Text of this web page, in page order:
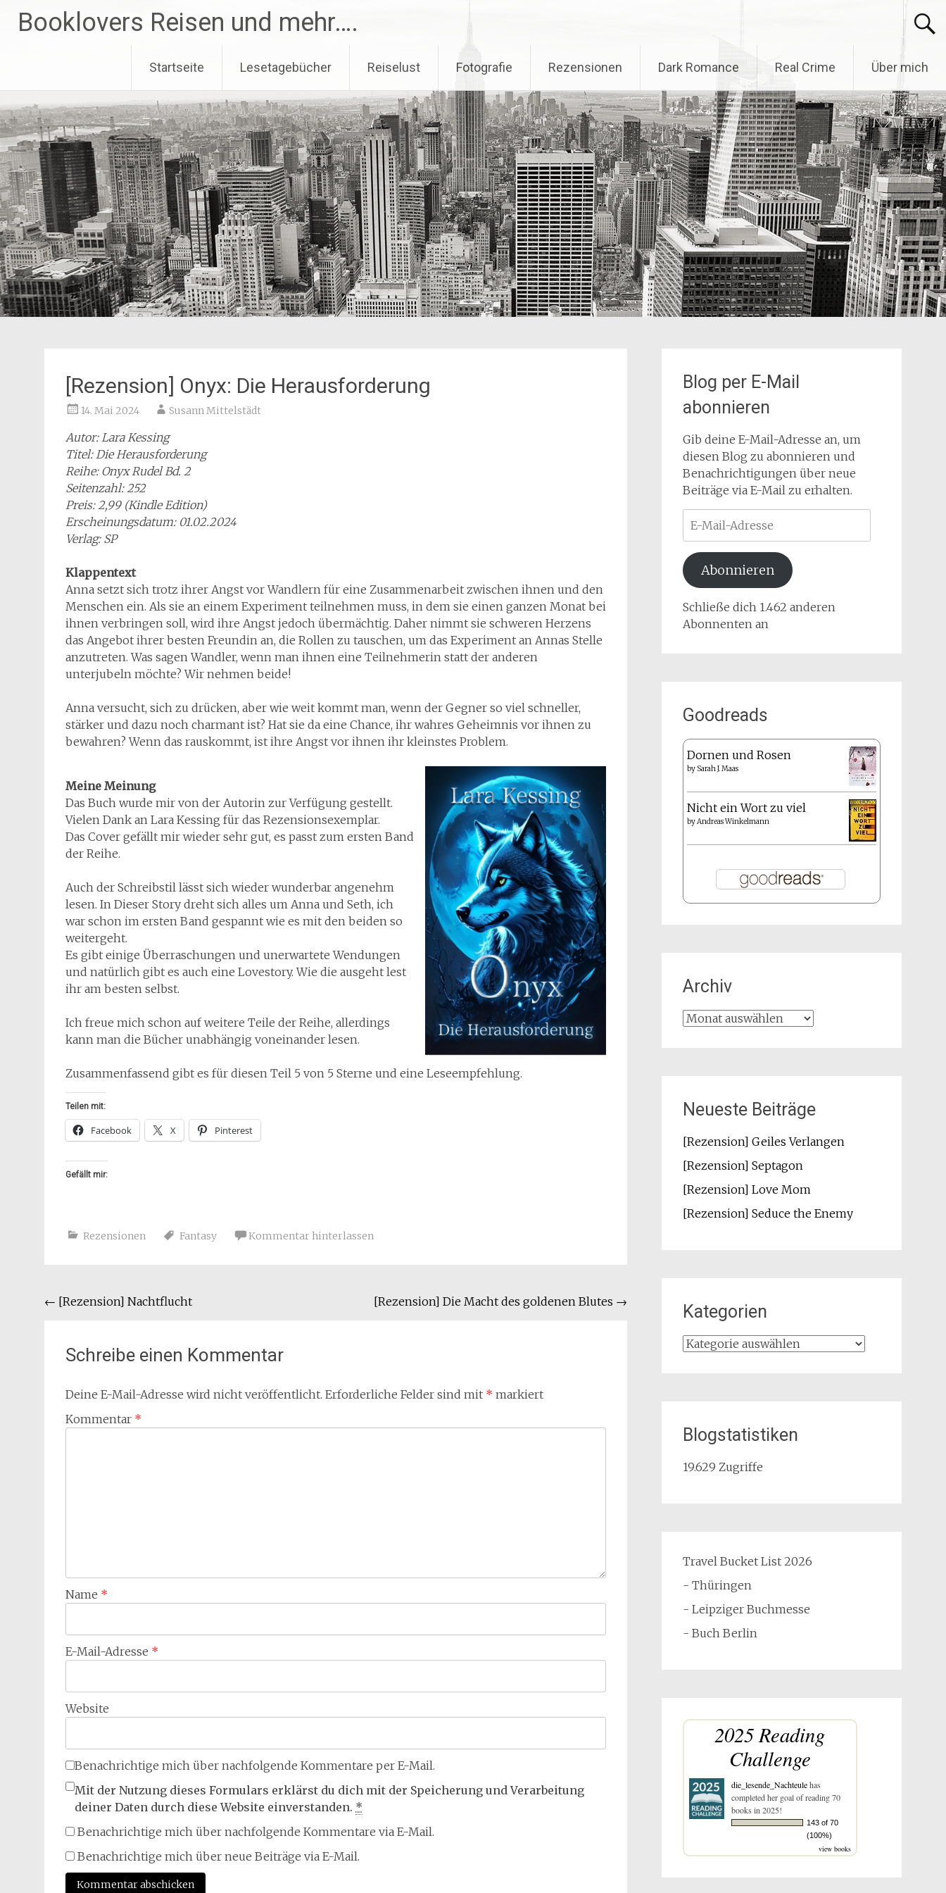
InhaltBooklovers Reisen und mehr….
Startseite Lesetagebücher Reiselust Fotografie Rezensionen Dark Romance Real Crime Über mich
[Rezension] Onyx: Die Herausforderung
14. Mai 2024 Susann Mittelstädt
Autor: Lara Kessing
Titel: Die Herausforderung
Reihe: Onyx Rudel Bd. 2
Seitenzahl: 252
Preis: 2,99 (Kindle Edition)
Erscheinungsdatum: 01.02.2024
Verlag: SP
Klappentext
Anna setzt sich trotz ihrer Angst vor Wandlern für eine Zusammenarbeit zwischen ihnen und den
Menschen ein. Als sie an einem Experiment teilnehmen muss, in dem sie einen ganzen Monat bei
ihnen verbringen soll, wird ihre Angst jedoch übermächtig. Daher nimmt sie schweren Herzens
das Angebot ihrer besten Freundin an, die Rollen zu tauschen, um das Experiment an Annas Stelle
anzutreten. Was sagen Wandler, wenn man ihnen eine Teilnehmerin statt der anderen
unterjubeln möchte? Wir nehmen beide!
Anna versucht, sich zu drücken, aber wie weit kommt man, wenn der Gegner so viel schneller,
stärker und dazu noch charmant ist? Hat sie da eine Chance, ihr wahres Geheimnis vor ihnen zu
bewahren? Wenn das rauskommt, ist ihre Angst vor ihnen ihr kleinstes Problem.
Meine Meinung
Das Buch wurde mir von der Autorin zur Verfügung gestellt.
Vielen Dank an Lara Kessing für das Rezensionsexemplar.
Das Cover gefällt mir wieder sehr gut, es passt zum ersten Band
der Reihe.
Auch der Schreibstil lässt sich wieder wunderbar angenehm
lesen. In Dieser Story dreht sich alles um Anna und Seth, ich
war schon im ersten Band gespannt wie es mit den beiden so
weitergeht.
Es gibt einige Überraschungen und unerwartete Wendungen
und natürlich gibt es auch eine Lovestory. Wie die ausgeht lest
ihr am besten selbst.
Ich freue mich schon auf weitere Teile der Reihe, allerdings
kann man die Bücher unabhängig voneinander lesen.
Zusammenfassend gibt es für diesen Teil 5 von 5 Sterne und eine Leseempfehlung.
Teilen mit:
Facebook X Pinterest
Gefällt mir:
Rezensionen Fantasy Kommentar hinterlassen
Beitragsnavigation
← [Rezension] Nachtflucht [Rezension] Die Macht des goldenen Blutes →
Schreibe einen Kommentar
Deine E-Mail-Adresse wird nicht veröffentlicht. Erforderliche Felder sind mit * markiert
Kommentar *
Name *
E-Mail-Adresse *
Website
Benachrichtige mich über nachfolgende Kommentare per E-Mail.
Mit der Nutzung dieses Formulars erklärst du dich mit der Speicherung und Verarbeitung
deiner Daten durch diese Website einverstanden. *
Benachrichtige mich über nachfolgende Kommentare via E-Mail.
Benachrichtige mich über neue Beiträge via E-Mail.
Blog per E-Mail
abonnieren
Gib deine E-Mail-Adresse an, um
diesen Blog zu abonnieren und
Benachrichtigungen über neue
Beiträge via E-Mail zu erhalten.
Mail-
Adresse
Abonnieren
Schließe dich 1.462 anderen
Abonnenten an
Goodreads
Dornen und Rosen
by Sarah J. Maas
Nicht ein Wort zu viel
byAndreas Winkelmann
Archiv
Archiv
Neueste Beiträge
[Rezension] Geiles Verlangen
[Rezension] Septagon
[Rezension] Love Mom
[Rezension] Seduce the Enemy
Kategorien
Kategorien
Blogstatistiken
19.629 Zugriffe
Travel Bucket List 2026
- Thüringen
- Leipziger Buchmesse
- Buch Berlin
2025 Reading
Challenge
die_lesende_Nachteulehas
completed her goal of reading 70
books in 2025!
143 of 70
(100%)
view books